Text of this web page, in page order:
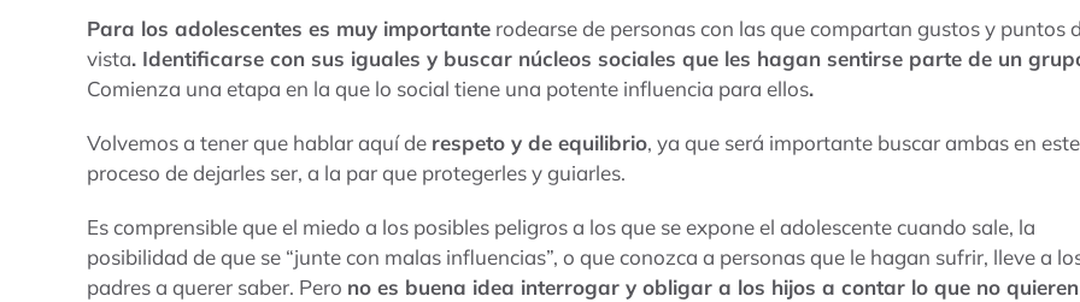
Para los adolescentes es muy importante rodearse de personas con las que compartan gustos y puntos
vista. Identificarse con sus iguales y buscar núcleos sociales que les hagan sentirse parte de un
Comienza una etapa en la que lo social tiene una potente influencia para ellos.
Volvemos a tener que hablar aquí de respeto y de equilibrio, ya que será importante buscar ambas en este
proceso de dejarles ser, a la par que protegerles y guiarles.
Es comprensible que el miedo a los posibles peligros a los que se expone el adolescente cuando sale, la
posibilidad de que se “junte con malas influencias”, o que conozca a personas que le hagan sufrir, lleve a
padres a querer saber. Pero no es buena idea interrogar y obligar a los hijos a contar lo que no quieren